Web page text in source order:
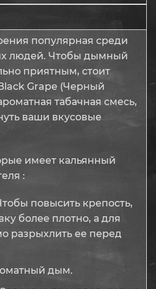
популярная среди
людей. Чтобы дымный
приятным, стоит
Grape (Черный
табачная смесь,
ваши вкусовые
имеет кальянный
:
повысить крепость,
более плотно, а для
разрыхлить ее перед
дым.